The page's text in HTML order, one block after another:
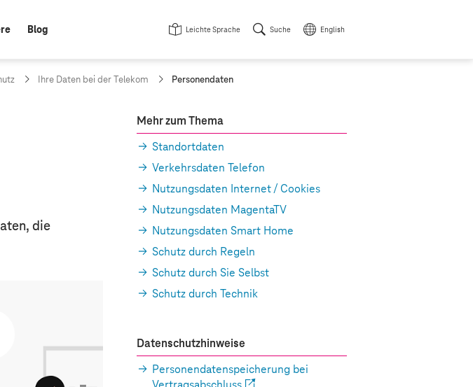
Blog Leichte Sprache Suche English
Ihre Daten bei der Telekom
a
u
l
e
e
i
e
Personendaten
die
Mehr zum Thema
Standortdaten
Verkehrsdaten Telefon
Nutzungsdaten Internet / Cookies
Nutzungsdaten MagentaTV
Nutzungsdaten Smart Home
Schutz durch Regeln
Schutz durch Sie Selbst
Schutz durch Technik
Datenschutzhinweise
Personendatenspeicherung bei